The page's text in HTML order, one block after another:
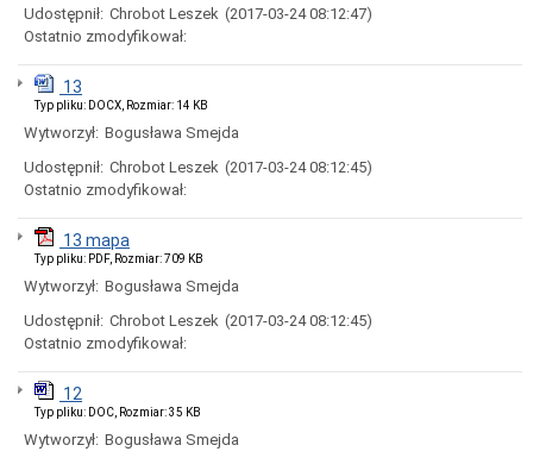
2023
roku
obwieszczenia
2022
Ogłoszenia
obwieszczenia
Informacje
Dane
adresowe
Dni
otwarcia
Regulamin
Organizacyjny
Udostępnił: Chrobot Leszek (2017-03-24 08:12:47)
Ostatnio zmodyfikował:
13
Typ pliku: DOCX, Rozmiar: 14 KB
Wytworzył: Bogusława Smejda
Udostępnił: Chrobot Leszek (2017-03-24 08:12:45)
Ostatnio zmodyfikował:
13 mapa
Typ pliku: PDF, Rozmiar: 709 KB
Wytworzył: Bogusława Smejda
Udostępnił: Chrobot Leszek (2017-03-24 08:12:45)
Ostatnio zmodyfikował:
12
Typ pliku: DOC, Rozmiar: 35 KB
Wytworzył: Bogusława Smejda